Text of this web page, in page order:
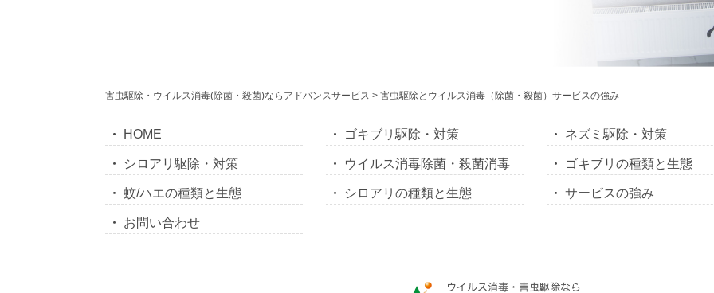
害虫駆除・ウイルス消毒(除菌・殺菌)ならアドバンスサービス > 害虫駆除とウイルス消毒（除菌・殺菌） サービスの強み
HOME
シロアリ駆除・対策
蚊/ハエの種類と生態
お問い合わせ
ゴキブリ駆除・対策
ウイルス消毒除菌・殺菌消毒
シロアリの種類と生態
ネズミ駆除・対策
ゴキブリの種類と生態
サービスの強み